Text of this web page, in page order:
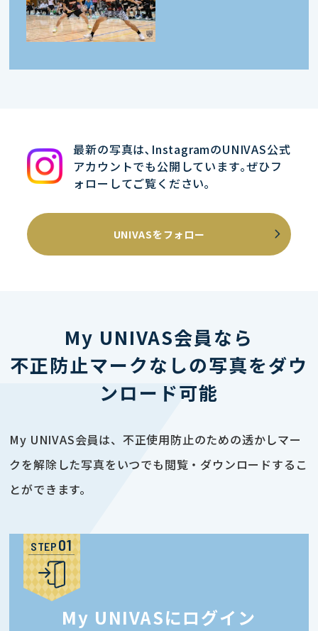
最新の写真は､InstagramのUNIVAS公式
アカウントでも公開しています｡ぜひフ
ォローしてご覧ください｡
UNIVASをフォロー
My UNIVAS会員なら
不正防止マークなしの写真をダウ
ンロード可能
My UNIVAS会員は、不正使用防止のための透かしマー
クを解除した写真をいつでも閲覧・ダウンロードするこ
とができます。
STEP
My UNIVASにログイン